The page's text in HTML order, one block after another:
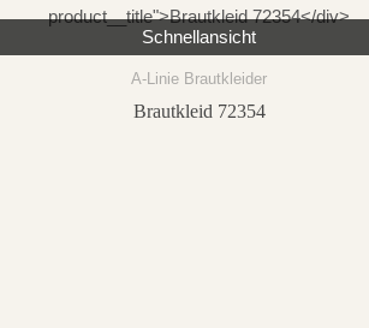
Schnellansicht
A-Linie Brautkleider
Brautkleid 72354